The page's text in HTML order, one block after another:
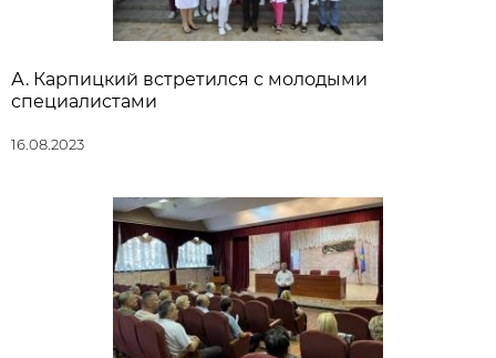
А. Карпицкий встретился с молодыми
специалистами
16.08.2023